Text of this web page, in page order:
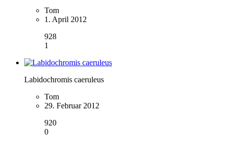
Tom
1. April 2012
928
1
Labidochromis caeruleus
Tom
29. Februar 2012
920
0